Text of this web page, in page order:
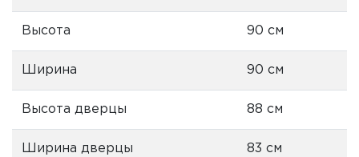
Высота 90 см
Ширина 90 см
Высота дверцы 88 см
Ширина дверцы 83 см